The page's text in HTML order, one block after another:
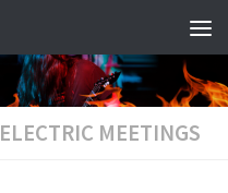
ELECTRIC MEETINGS